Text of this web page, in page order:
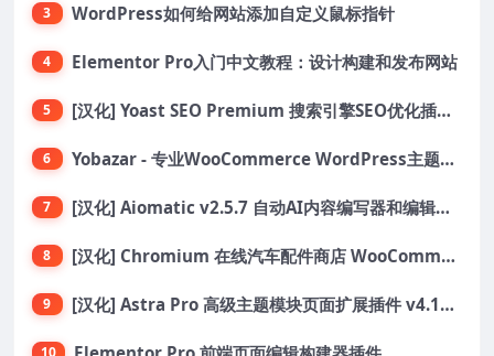
3 WordPress如何给网站添加自定义鼠标指针
4 Elementor Pro入门中文教程：设计构建和发布网站
5 [汉化] Yoast SEO Premium 搜索引擎SEO优化插件+全套扩展附件
6 Yobazar - 专业WooCommerce WordPress主题，助力在线商店
7 [汉化] Aiomatic v2.5.7 自动AI内容编写器和编辑器GPT-3和GPT-4等AI工具包
8 [汉化] Chromium 在线汽车配件商店 WooCommerce 主题 v1.3.28
9 [汉化] Astra Pro 高级主题模块页面扩展插件 v4.11.6